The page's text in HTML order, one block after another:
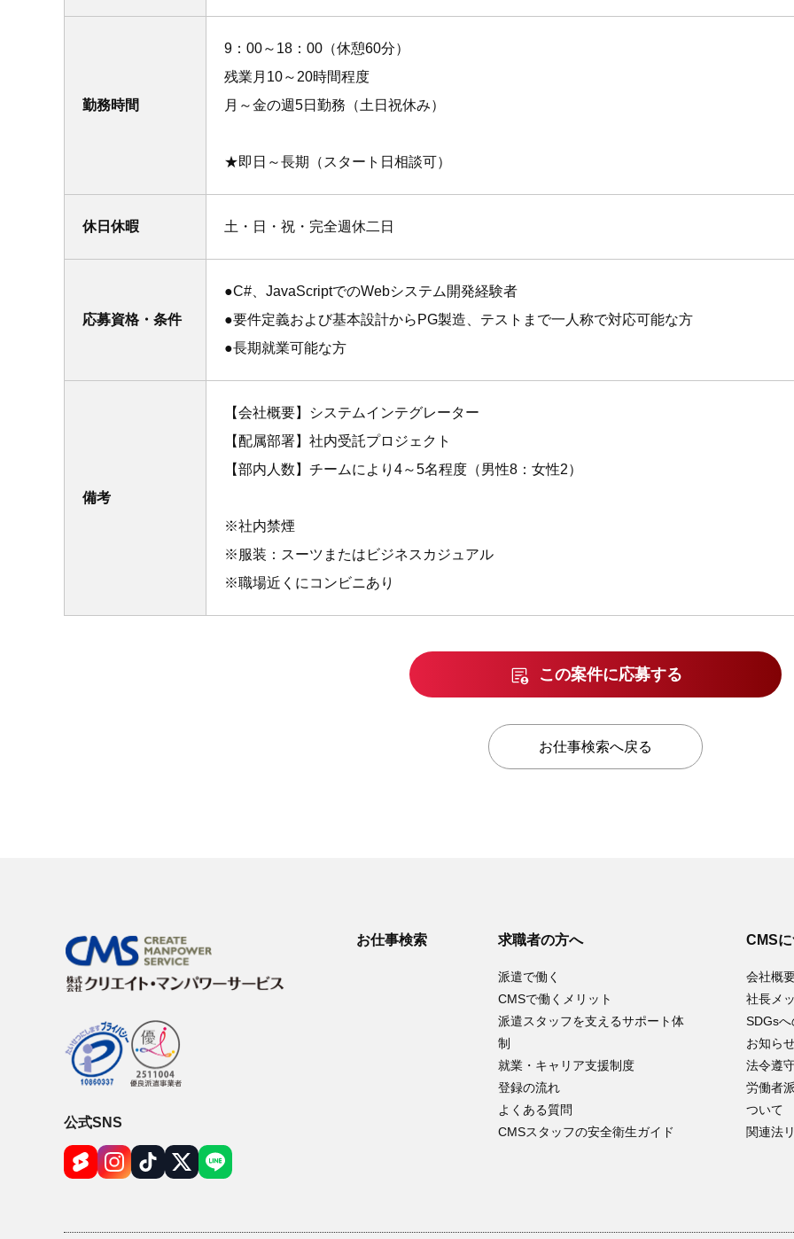
勤務時間
9：00～18：00（休憩60分）
残業月10～20時間程度
月～金の週5日勤務（土日祝休み）
★即日～長期（スタート日相談可）
休日休暇 土・日・祝・完全週休二日
応募資格・条件
●C#、JavaScriptでのWebシステム開発経験者
●要件定義および基本設計からPG製造、テストまで一人称で対応可能な方
●長期就業可能な方
備考
【会社概要】システムインテグレーター
【配属部署】社内受託プロジェクト
【部内人数】チームにより4～5名程度（男性8：女性2）
※社内禁煙
※服装：スーツまたはビジネスカジュアル
※職場近くにコンビニあり
この案件に応募する
お仕事検索へ戻る
公式SNS
お仕事検索 求職者の方へ
派遣で働く
CMSで働くメリット
派遣スタッフを支えるサポート体
制
就業・キャリア支援制度
登録の流れ
よくある質問
CMSスタッフの安全衛生ガイド
CMS
会社概
社長メ
SDGs
お知ら
法令遵
労働者
ついて
関連法